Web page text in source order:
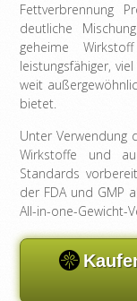
Fettverbrennung
deutliche
geheime
leistungsfähiger,
weit
bietet.
Unter Verwendung
Wirkstoffe und
Standards
der FDA und GMP
All-in-one-Gewicht-